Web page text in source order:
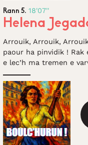
Rann 5. 18'07''
Helena
Arrouik, Arrouik,
paour ha pinvidik ! Rak
e lec’h ma tremen e